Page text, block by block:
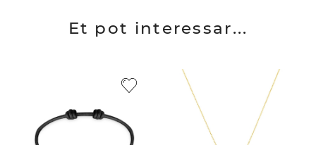
Et pot interessar...